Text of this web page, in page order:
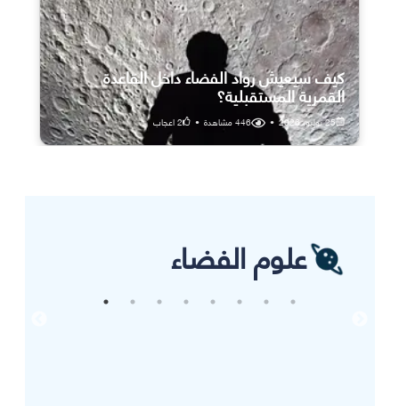
كيف سيعيش رواد الفضاء داخل القاعدة
القمرية المستقبلية؟
25 يوليو، 2026 •
446مشاهدة •
2اعجاب
علوم الفضاء